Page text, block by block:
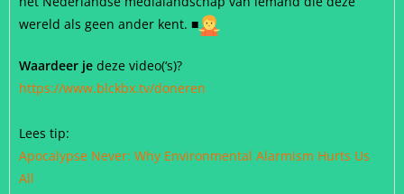
wereld als geen ander kent. ■
Waardeer je deze video(‘s)?
https://www.blckbx.tv/doneren
Lees tip:
Apocalypse Never: Why Environmental Alarmism Hurts Us
All